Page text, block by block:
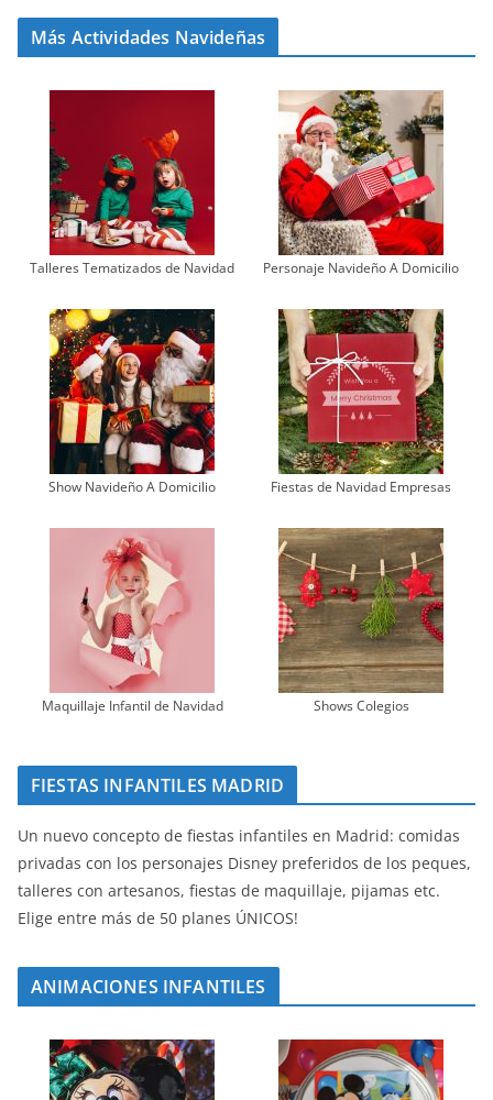
Más Actividades Navideñas
Talleres Tematizados de Navidad Personaje Navideño A Domicilio
Show Navideño A Domicilio Fiestas de Navidad Empresas
Maquillaje Infantil de Navidad Shows Colegios
FIESTAS INFANTILES MADRID
Un nuevo concepto de fiestas infantiles en Madrid: comidas
privadas con los personajes Disney preferidos de los peques,
talleres con artesanos, fiestas de maquillaje, pijamas etc.
Elige entre más de 50 planes ÚNICOS!
ANIMACIONES INFANTILES